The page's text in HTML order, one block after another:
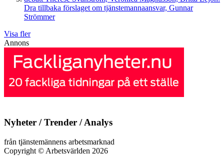
Dra tillbaka förslaget om tjänstemannaansvar, Gunnar
Strömmer
Visa fler
Annons
Nyheter / Trender / Analys
från tjänstemännens arbetsmarknad
Copyright © Arbetsvärlden 2026